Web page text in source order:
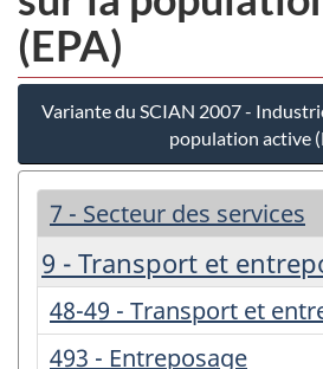
(EPA)
Variante du SCIAN 2007 -
population active
7 - Secteur des services
9 - Transport et
48-49 - Transport et
493 - Entreposage